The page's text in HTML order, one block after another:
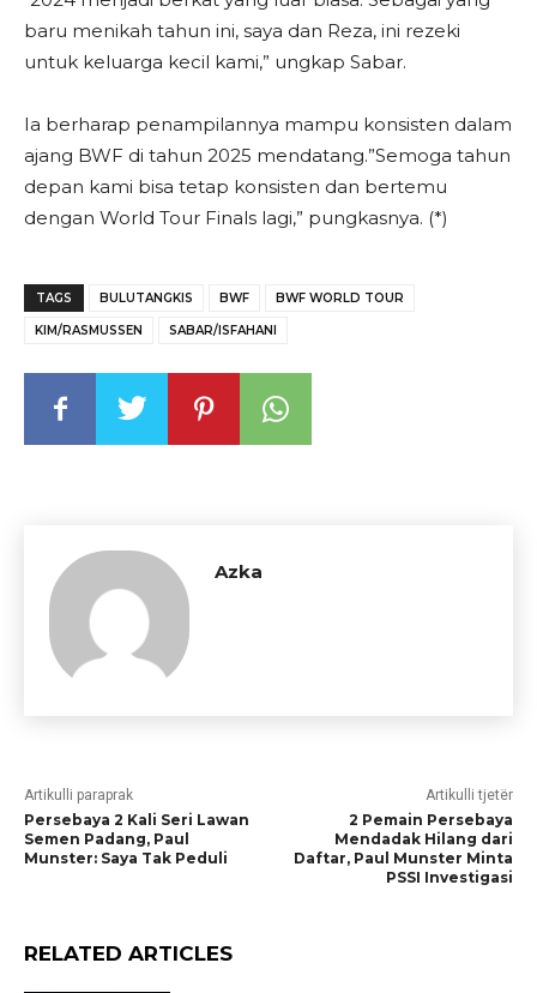
baru menikah tahun ini, saya dan Reza, ini rezeki
untuk keluarga kecil kami,” ungkap Sabar.
Ia berharap penampilannya mampu konsisten dalam
ajang BWF di tahun 2025 mendatang.”Semoga tahun
depan kami bisa tetap konsisten dan bertemu
dengan World Tour Finals lagi,” pungkasnya. (*)
TAGS BULUTANGKIS BWF BWF WORLD TOUR
KIM/RASMUSSEN SABAR/ISFAHANI
Azka
Artikulli paraprak
Persebaya 2 Kali Seri Lawan
Semen Padang, Paul
Munster: Saya Tak Peduli
Artikulli tjetër
2 Pemain Persebaya
Mendadak Hilang dari
Daftar, Paul Munster Minta
PSSI Investigasi
RELATED ARTICLES